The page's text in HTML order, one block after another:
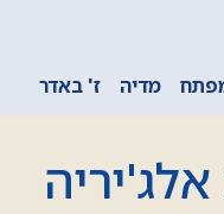
מדיה ז' באדר